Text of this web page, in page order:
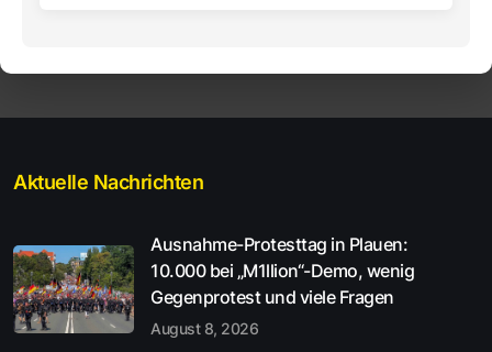
Aktuelle Nachrichten
Ausnahme-Protesttag in Plauen:
10.000 bei „M1llion“-Demo, wenig
Gegenprotest und viele Fragen
August 8, 2026